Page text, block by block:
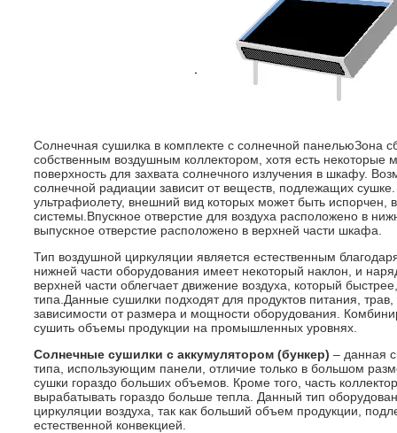
Солнечная сушилка в комплекте с солнечной панельюЗона
собственным воздушным коллектором, хотя есть
поверхность для захвата солнечного излучения в шкафу.
солнечной радиации зависит от веществ, подлежащих сушке.
ультрафиолету, внешний вид которых может быть испорчен,
системы.Впускное отверстие для воздуха расположено в
выпускное отверстие расположено в верхней части шкафа.
Тип воздушной циркуляции является естественным
нижней части оборудования имеет некоторый наклон, и
верхней части облегчает движение воздуха, который
типа.Данные сушилки подходят для продуктов питания,
зависимости от размера и мощности оборудования.
сушить объемы продукции на промышленных уровнях.
Солнечные сушилки с аккумулятором (бункер) – данная
типа, использующим панели, отличие только в большом
сушки гораздо больших объемов. Кроме того, часть
вырабатывать гораздо больше тепла. Данный тип
циркуляции воздуха, так как больший объем продукции,
естественной конвекцией.